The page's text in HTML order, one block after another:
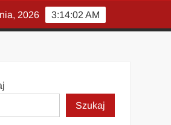
3:14:02 AM
2026
Szukaj